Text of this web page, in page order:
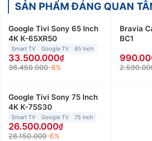
SẢN PHẨM ĐÁNG QUAN
Google Tivi Sony 65 Inch
4K K-65XR50
Smart TV Google TV 65 Inch
33.500.000
36.450.000-8%
Bravia
BC1
Google Tivi Sony 75 Inch
4K K-75S30
Smart TV Google TV 75 Inch
26.500.000
28.150.000-6%